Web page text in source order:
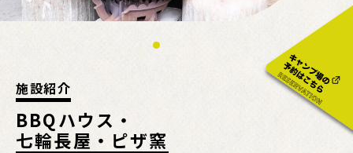
施設紹介
BBQハウス・
七輪長屋・ピザ窯